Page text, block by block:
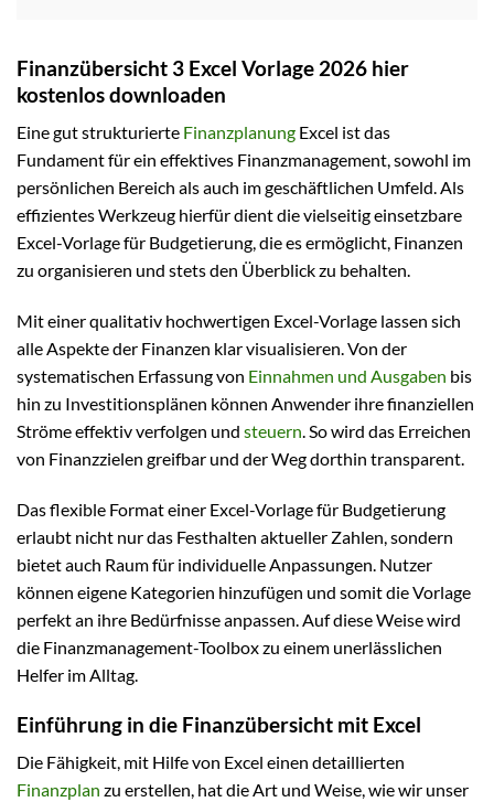
Finanzübersicht 3 Excel Vorlage 2026 hier
kostenlos downloaden
Eine gut strukturierte Finanzplanung Excel ist das
Fundament für ein effektives Finanzmanagement, sowohl im
persönlichen Bereich als auch im geschäftlichen Umfeld. Als
effizientes Werkzeug hierfür dient die vielseitig einsetzbare
Excel-Vorlage für Budgetierung, die es ermöglicht, Finanzen
zu organisieren und stets den Überblick zu behalten.
Mit einer qualitativ hochwertigen Excel-Vorlage lassen sich
alle Aspekte der Finanzen klar visualisieren. Von der
systematischen Erfassung von Einnahmen und Ausgaben bis
hin zu Investitionsplänen können Anwender ihre finanziellen
Ströme effektiv verfolgen und steuern. So wird das Erreichen
von Finanzzielen greifbar und der Weg dorthin transparent.
Das flexible Format einer Excel-Vorlage für Budgetierung
erlaubt nicht nur das Festhalten aktueller Zahlen, sondern
bietet auch Raum für individuelle Anpassungen. Nutzer
können eigene Kategorien hinzufügen und somit die Vorlage
perfekt an ihre Bedürfnisse anpassen. Auf diese Weise wird
die Finanzmanagement-Toolbox zu einem unerlässlichen
Helfer im Alltag.
Einführung in die Finanzübersicht mit Excel
Die Fähigkeit, mit Hilfe von Excel einen detaillierten
Finanzplan zu erstellen, hat die Art und Weise, wie wir unser